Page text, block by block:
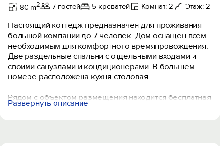
80 m2 7 гостей 5 кроватей Комнат: 2 Этаж: 2
Настоящий коттедж предназначен для проживания
большой компании до 7 человек. Дом оснащен всем
необходимым для комфортного времяпровождения.
Две раздельные спальни с отдельными входами и
своими санузлами и кондиционерами. В большем
номере расположена кухня-столовая.
Рядом с объектом размещения находится бесплатная
парковка для автомобиля на котором приезжают
Развернуть описание